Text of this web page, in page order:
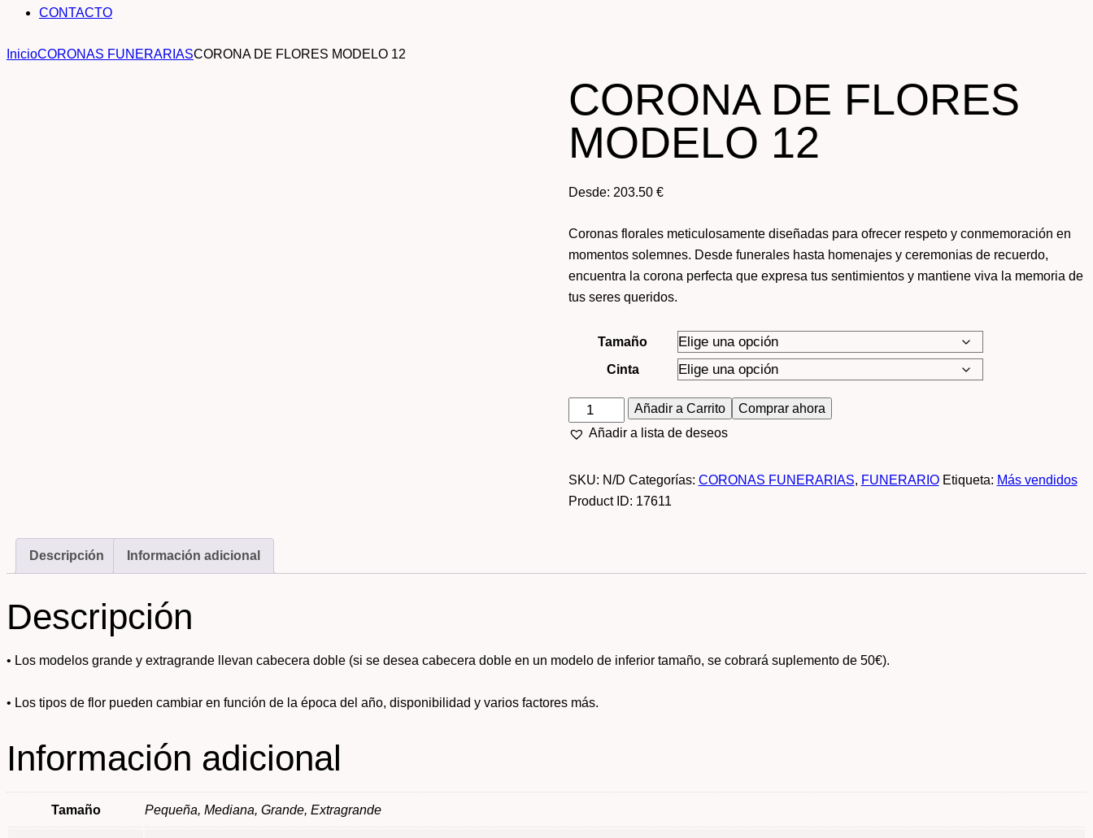
CONTACTO
InicioCORONAS FUNERARIASCORONA DE FLORES MODELO 12
CORONA DE FLORES
MODELO 12
Desde: 203.50 €
Coronas florales meticulosamente diseñadas para ofrecer respeto y conmemoración en
momentos solemnes. Desde funerales hasta homenajes y ceremonias de recuerdo,
encuentra la corona perfecta que expresa tus sentimientos y mantiene viva la memoria de
tus seres queridos.
Tamaño
Cinta
Añadir a Carrito
Comprar ahora
Añadir a lista de deseos
SKU: N/D Categorías: CORONAS FUNERARIAS, FUNERARIO Etiqueta: Más vendidos
Product ID: 17611
Descripción Información adicional
Descripción
• Los modelos grande y extragrande llevan cabecera doble (si se desea cabecera doble en un modelo de inferior tamaño, se cobrará suplemento de 50€).
• Los tipos de flor pueden cambiar en función de la época del año, disponibilidad y varios factores más.
Información adicional
Tamaño Pequeña, Mediana, Grande, Extragrande